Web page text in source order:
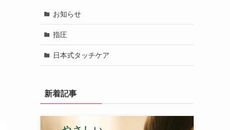
お知らせ
指圧
日本式タッチケア
新着記事